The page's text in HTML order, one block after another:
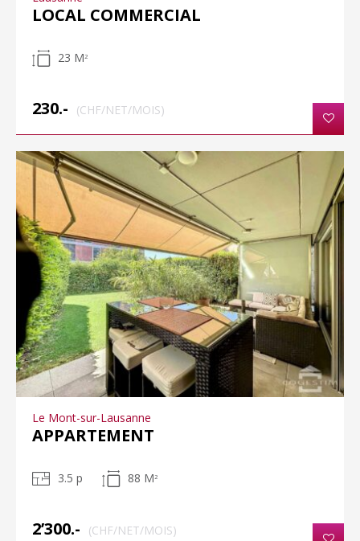
LOCAL COMMERCIAL
23 M 2
230.- (CHF/NET/MOIS)
Le Mont-sur-Lausanne
APPARTEMENT
3.5 p 88 M 2
2’300.- (CHF/NET/MOIS)